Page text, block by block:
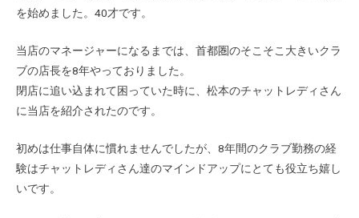
を始めました。40才です。
当店のマネージャーになるまでは、首都圏のそこそこ大きいクラ
ブの店長を8年やっておりました。
閉店に追い込まれて困っていた時に、松本のチャットレディさん
に当店を紹介されたのです。
初めは仕事自体に慣れませんでしたが、8年間のクラブ勤務の経
験はチャットレディさん達のマインドアップにとても役立ち嬉し
いです。